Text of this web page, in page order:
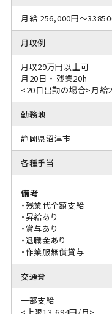
月給 256,000円～
月収例
月収29万円以上可
月20日 ・ 残業20h
<20日出勤の場合>月給
勤務地
静岡県沼津市
各種手当
備考
・残業代全額支給
・昇給あり
・賞与あり
・退職金あり
・作業服無償貸与
交通費
一部支給
<上限13,694円/月>